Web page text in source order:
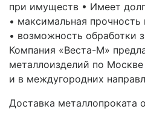
при имуществ • Имеет
• максимальная
• возможность обработки
Компания «Веста-М»
металлоизделий по
и в междугородних
Доставка металлопроката